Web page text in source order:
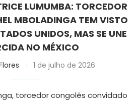
LUMUMBA: TORCEDOR
MBOLADINGA TEM VISTO
UNIDOS, MAS SE UNE
NO MÉXICO
1 de julho de 2026
torcedor congolês convidado